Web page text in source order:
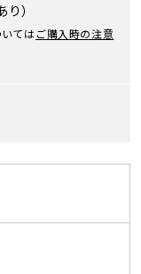
）
てはご購入時の注意